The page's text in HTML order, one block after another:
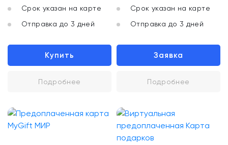
Срок указан на карте
Отправка до 3 дней
Купить
Подробнее
Срок указан на карте
Отправка до 3 дней
Заявка
Подробнее